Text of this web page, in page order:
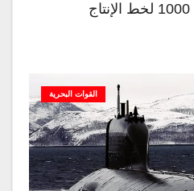
القوات البحرية